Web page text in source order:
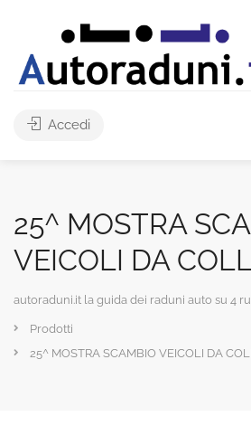
Accedi
25^ MOSTRA
VEICOLI DA
autoraduni.it la guida dei raduni auto su 4
Prodotti
25^ MOSTRA SCAMBIO VEICOLI DA